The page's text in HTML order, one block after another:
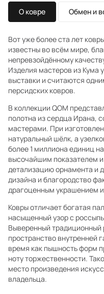
О ковре Обмен и
Вот уже более ста лет
известны во всём мире,
непревзойдённому
Изделия мастеров из
выставки и считаются
персидских ковров.
В коллекции QOM
полотна из сердца Ирана,
мастерами. При
натуральный шёлк, а
более 1 миллиона единиц
высочайшим показателем
детализацию орнамента и
дизайна и благородство
драгоценным украшением
Ковры отличает богатая
насыщенный узор с
Выверенный традиционный
пространство внутренней
время как пышность форм
ноту торжественности.
место произведения
владельца.